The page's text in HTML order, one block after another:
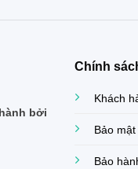
bởi
Chính
Khách
Bảo mật
Bảo